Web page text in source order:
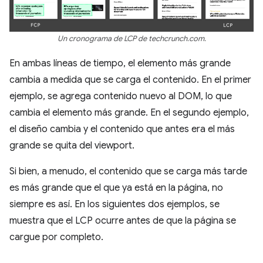
Un cronograma de LCP de techcrunch.com.
En ambas líneas de tiempo, el elemento más grande
cambia a medida que se carga el contenido. En el primer
ejemplo, se agrega contenido nuevo al DOM, lo que
cambia el elemento más grande. En el segundo ejemplo,
el diseño cambia y el contenido que antes era el más
grande se quita del viewport.
Si bien, a menudo, el contenido que se carga más tarde
es más grande que el que ya está en la página, no
siempre es así. En los siguientes dos ejemplos, se
muestra que el LCP ocurre antes de que la página se
cargue por completo.